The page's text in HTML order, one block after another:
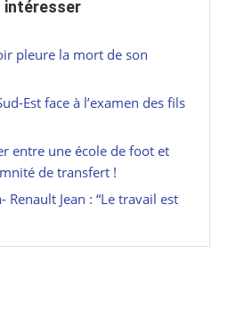
intéresser
pleure la mort de son
Est face à l’examen des fils
entre une école de foot et
de transfert !
Renault Jean : “Le travail est